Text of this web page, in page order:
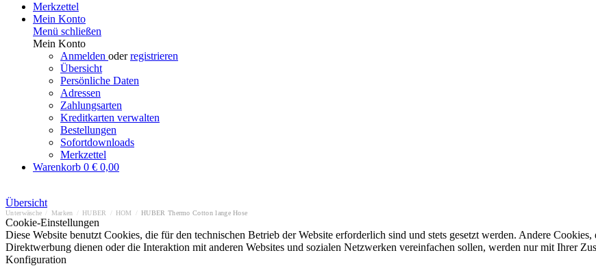
Merkzettel
Mein Konto
Menü schließen
Mein Konto
Anmelden oderregistrieren
Übersicht
Persönliche Daten
Adressen
Zahlungsarten
Kreditkarten verwalten
Bestellungen
Sofortdownloads
Merkzettel
Warenkorb 0 € 0,00
Übersicht
Unterwäsche Marken HUBER HOM HUBER Thermo Cotton lange Hose
Cookie-Einstellungen
Diese Website benutzt Cookies, die für den technischen Betrieb der Website erforderlich sind und stets gesetzt werden. Andere
Direktwerbung dienen oder die Interaktion mit anderen Websites und sozialen Netzwerken vereinfachen sollen, werden nur mit Ihrer
Konfiguration